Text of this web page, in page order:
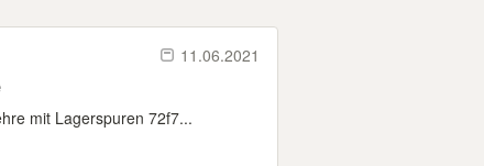
11.06.2021
mit Lagerspuren 72f7...